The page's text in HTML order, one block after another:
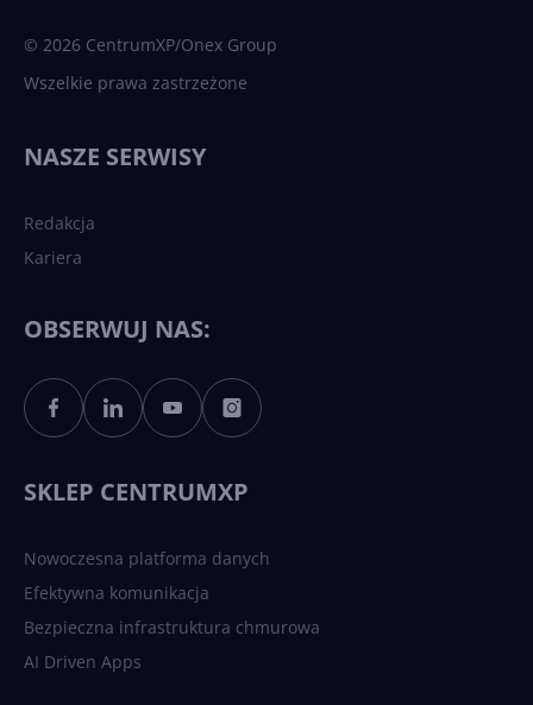
Sztuczna inteligencja po
polsku. Dość barier
© 2026 CentrumXP/Onex Group
Wszelkie prawa zastrzeżone
NASZE SERWISY
Redakcja
Kariera
OBSERWUJ NAS:
SKLEP CENTRUMXP
Nowoczesna platforma danych
Efektywna komunikacja
Bezpieczna infrastruktura chmurowa
AI Driven Apps